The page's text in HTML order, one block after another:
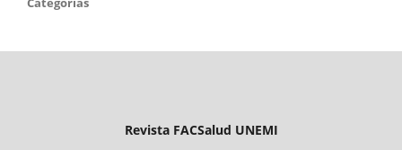
Revista FACSalud UNEMI